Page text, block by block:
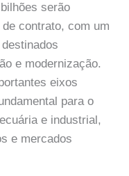
serão
contrato, com um
e modernização.
eixos
para o
e industrial,
e mercados